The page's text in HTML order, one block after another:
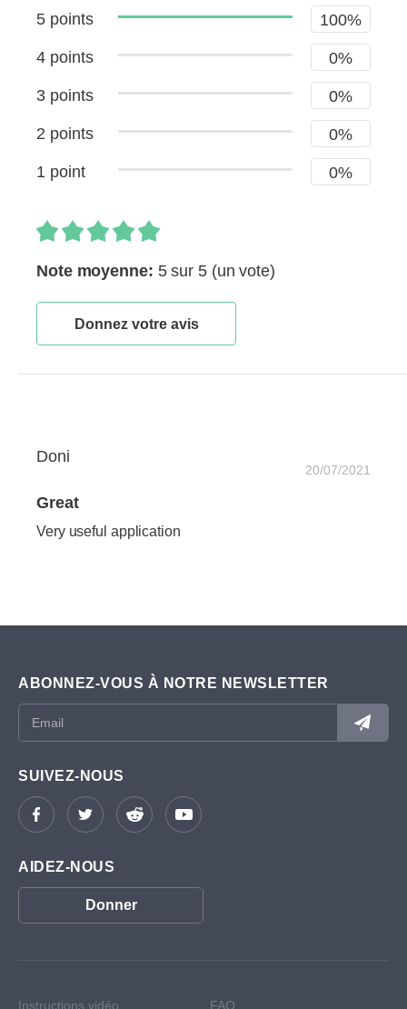
5 points 100%
4 points 0%
3 points 0%
2 points 0%
1 point 0%
Note moyenne: 5 sur 5 (un vote)
Donnez votre avis
Doni
20/07/2021
Great
Very useful application
ABONNEZ-VOUS À NOTRE NEWSLETTER
SUIVEZ-NOUS
AIDEZ-NOUS
Donner
Instructions vidéo FAQ